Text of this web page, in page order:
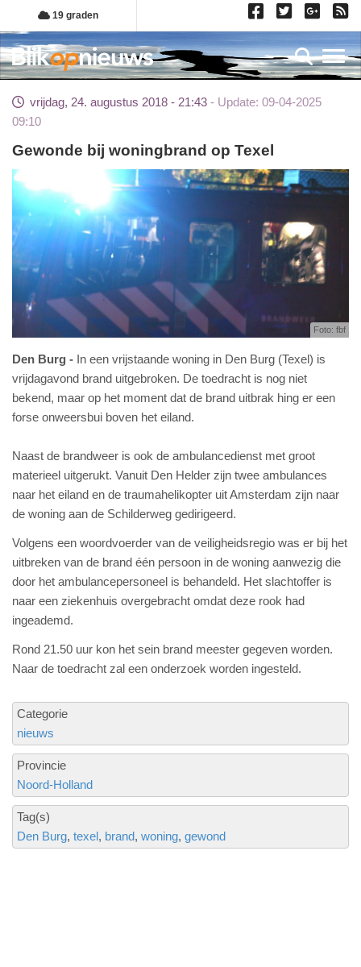
Overslaan
en
naar
de
gaan
19 graden
vrijdag, 24. augustus 2018 - 21:43
Update: 09-04-2025
09:10
Gewonde bij woningbrand op Texel
Foto: fbf
Den Burg
In een vrijstaande woning in Den Burg (Texel) is
vrijdagavond brand uitgebroken. De toedracht is nog niet
bekend, maar op het moment dat de brand uitbrak hing er een
forse onweersbui boven het eiland.
Naast de brandweer is ook de ambulancedienst met groot
materieel uitgerukt. Vanuit Den Helder zijn twee ambulances
naar het eiland en de traumahelikopter uit Amsterdam zijn naar
de woning aan de Schilderweg gedirigeerd.
Volgens een woordvoerder van de veiligheidsregio was er bij het
uitbreken van de brand één persoon in de woning aanwezig die
door het ambulancepersoneel is behandeld. Het slachtoffer is
naar een ziekenhuis overgebracht omdat deze rook had
ingeademd.
Rond 21.50 uur kon het sein brand meester gegeven worden.
Naar de toedracht zal een onderzoek worden ingesteld.
Categorie
nieuws
Provincie
Noord-Holland
Tag(s)
Den Burg texel brand woning gewond